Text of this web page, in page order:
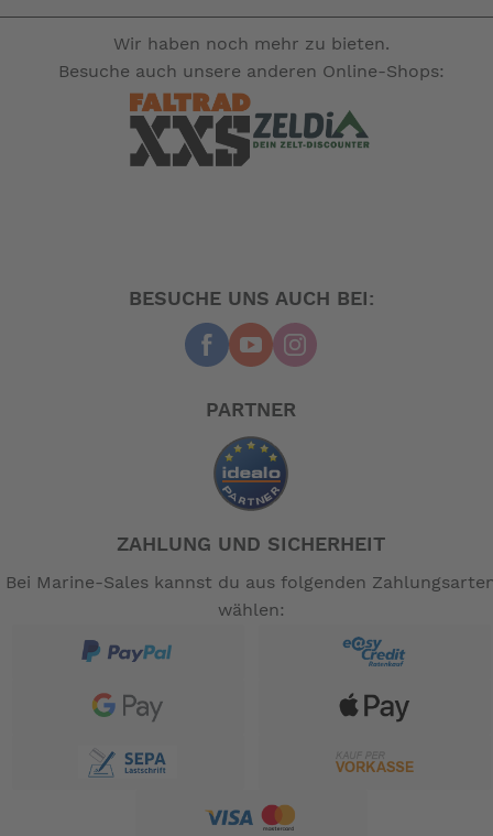
-- Auf Produktfotos angezeigte Dekorationsartikel
gehören nicht zum Leistungsumfang. --
Wir haben noch mehr zu bieten.
Besuche auch unsere anderen Online-Shops:
BESUCHE UNS AUCH BEI:
PARTNER
ZAHLUNG UND SICHERHEIT
Bei Marine-Sales kannst du aus folgenden
wählen: